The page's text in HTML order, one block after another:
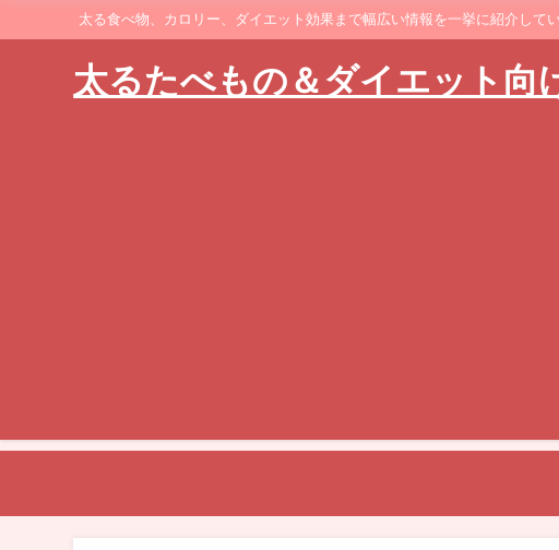
太る食べ物、カロリー、ダイエット効果まで幅広い情報を一挙に紹介して
太るたべもの＆ダイエット向